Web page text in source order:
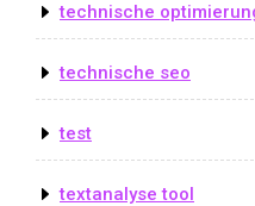
technische
technische seo
test
textanalyse tool